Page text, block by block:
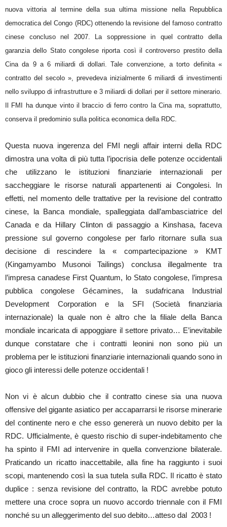
nuova vittoria al termine della sua ultima missione nella Repubblica
democratica del Congo (RDC) ottenendo la revisione del famoso contratto
cinese concluso nel 2007. La soppressione in quel contratto della
garanzia dello Stato congolese riporta così il controverso prestito della
Cina da 9 a 6 miliardi di dollari. Tale convenzione, a torto definita «
contratto del secolo », prevedeva inizialmente 6 miliardi di investimenti
nello sviluppo di infrastrutture e 3 miliardi di dollari per il settore minerario.
Il FMI ha dunque vinto il braccio di ferro contro la Cina ma, soprattutto,
conserva il predominio sulla politica economica della RDC.
Questa nuova ingerenza del FMI negli affair interni della RDC
dimostra una volta di più tutta l’ipocrisia delle potenze occidentali
che utilizzano le istituzioni finanziarie internazionali per
saccheggiare le risorse naturali appartenenti ai Congolesi. In
effetti, nel momento delle trattative per la revisione del contratto
cinese, la Banca mondiale, spalleggiata dall’ambasciatrice del
Canada e da Hillary Clinton di passaggio a Kinshasa, faceva
pressione sul governo congolese per farlo ritornare sulla sua
decisione di rescindere la « compartecipazione » KMT
(Kingamyambo Musonoi Tailings) conclusa illegalmente tra
l’impresa canadese First Quantum, lo Stato congolese, l’impresa
pubblica congolese Gécamines, la sudafricana Industrial
Development Corporation e la SFI (Società finanziaria
internazionale) la quale non è altro che la filiale della Banca
mondiale incaricata di appoggiare il settore privato… E’inevitabile
dunque constatare che i contratti leonini non sono più un
problema per le istituzioni finanziarie internazionali quando sono in
gioco gli interessi delle potenze occidentali !
Non vi è alcun dubbio che il contratto cinese sia una nuova
offensive del gigante asiatico per accaparrarsi le risorse minerarie
del continente nero e che esso genererà un nuovo debito per la
RDC. Ufficialmente, è questo rischio di super-indebitamento che
ha spinto il FMI ad intervenire in quella convenzione bilaterale.
Praticando un ricatto inaccettabile, alla fine ha raggiunto i suoi
scopi, mantenendo così la sua tutela sulla RDC. Il ricatto è stato
duplice : senza revisione del contratto, la RDC avrebbe potuto
mettere una croce sopra un nuovo accordo triennale con il FMI
nonché su un alleggerimento del suo debito…atteso dal 2003 !